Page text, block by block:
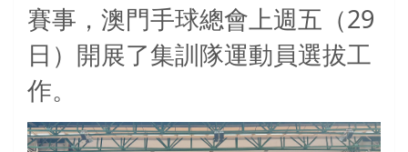
賽事，澳門手球總會上週五（29
日）開展了集訓隊運動員選拔工
作。